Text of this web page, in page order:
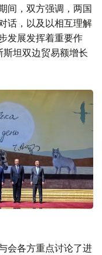
间，双方强调，两国
话，以及以相互理解
发展发挥着重要作
坦双边贸易额增长
会各方重点讨论了进